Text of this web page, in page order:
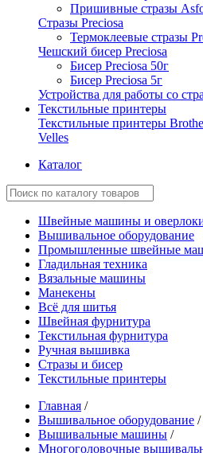
Пришивные стразы
Стразы Preciosa
Термоклеевые стразы
Чешский бисер Preciosa
Бисер Preciosa 50г
Бисер Preciosa 5г
Устройства для работы со
Текстильные принтеры
Текстильные принтеры
Velles
Каталог
Швейные машины и
Вышивальное оборудование
Промышленные швейные
Гладильная техника
Вязальные машины
Манекены
Всё для шитья
Швейная фурнитура
Текстильная фурнитура
Ручная вышивка
Стразы и бисер
Текстильные принтеры
Главная /
Вышивальное оборудование /
Вышивальные машины /
Многоголовочные